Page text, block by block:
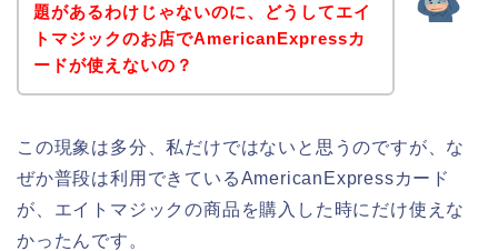
題があるわけじゃないのに、どうしてエイ
トマジックのお店でAmericanExpressカ
ードが使えないの？
この現象は多分、私だけではないと思うのですが、な
ぜか普段は利用できているAmericanExpressカード
が、エイトマジックの商品を購入した時にだけ使えな
かったんです。